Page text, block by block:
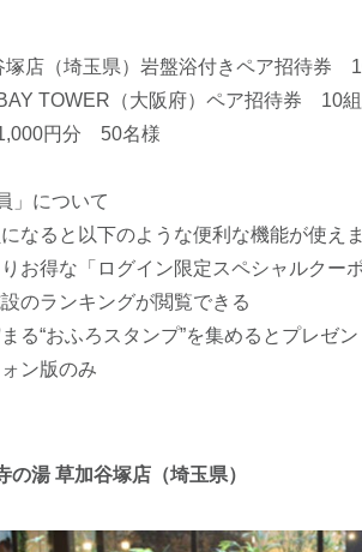
塚店（埼玉県）岩盤浴付きペア招待券
TOWER（大阪府）ペア招待券 10
円分 50名様
」について
なると以下のような便利な機能が使えま
お得な「ログイン限定スペシャルクー
のランキングが閲覧できる
る“おふろスタンプ”を集めるとプレゼ
ン版のみ
湯 草加谷塚店（埼玉県）